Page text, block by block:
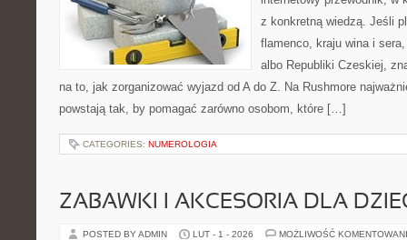
z konkretną wiedzą. Jeśli
flamenco, kraju wina i
albo Republiki Czeskiej,
na to, jak zorganizować wyjazd od A do Z. Na Rushmore
powstają tak, by pomagać zarówno osobom, które […]
CATEGORIES: NUMEROLOGIA
ZABAWKI I AKCESORIA DLA
POSTED BY ADMIN LUT - 1 - 2026 MOŻLIWOŚĆ